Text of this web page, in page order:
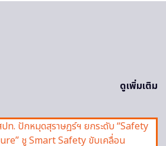
ดูเพิ่มเติม